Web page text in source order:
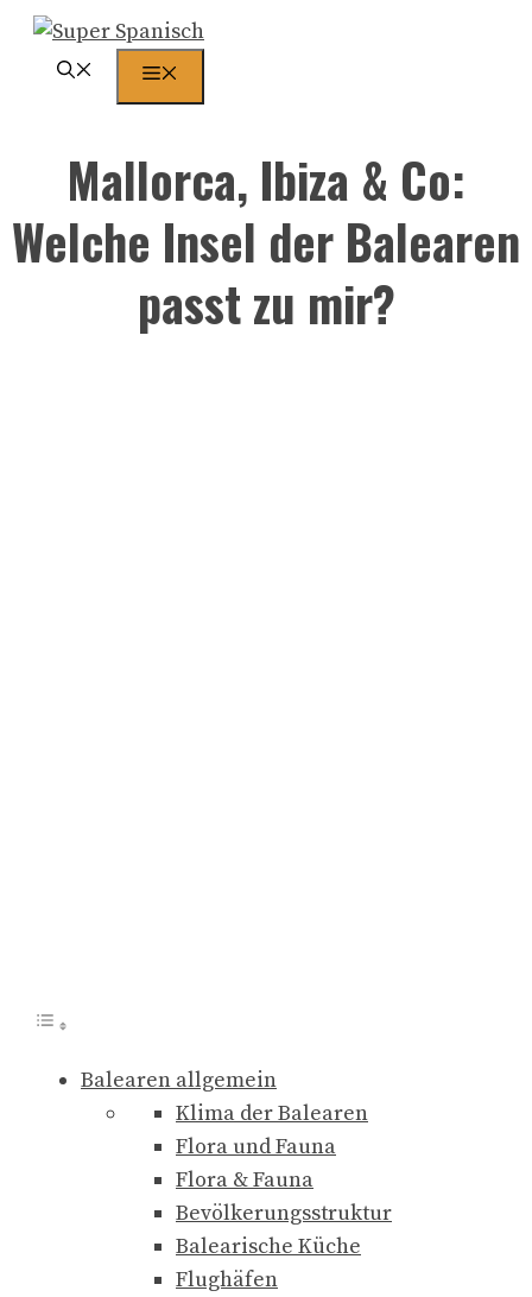
Zum
Inhalt
Mallorca, Ibiza & Co:
Welche Insel der Balearen
passt zu mir?
Balearen allgemein
Klima der Balearen
Flora und Fauna
Flora & Fauna
Bevölkerungsstruktur
Balearische Küche
Flughäfen